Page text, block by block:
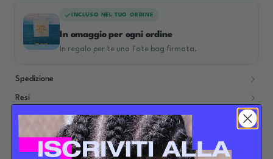
Spedizione
Resi
Contrassegno
INCLUSO NEL TUO ORDINE
In omaggio per ogni ordine
In regalo per te una Tote bag firmata,